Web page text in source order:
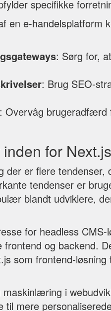
specifikke
en e-handelsplatform
: Sørg for,
: Brug SEO-
: Overvåg brugeradfærd
for
der er flere
tendenser er
blandt udviklere,
for headless
og backend.
som frontend-løsning
i
mere